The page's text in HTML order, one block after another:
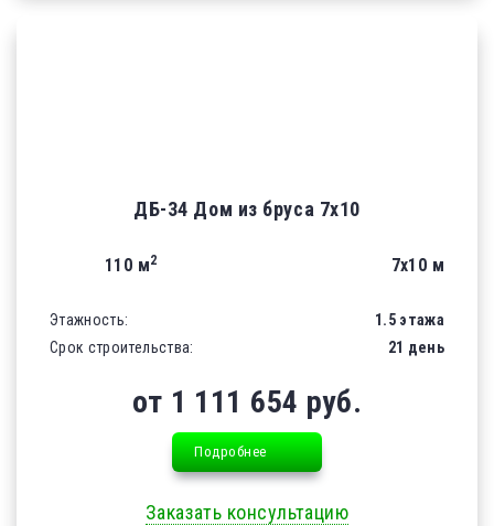
ДБ-34 Дом из бруса 7х10
110 м2 7х10 м
Этажность:
1.5 этажа
Срок строительства:
21 день
от 1 111 654 руб.
Подробнее
Заказать консультацию